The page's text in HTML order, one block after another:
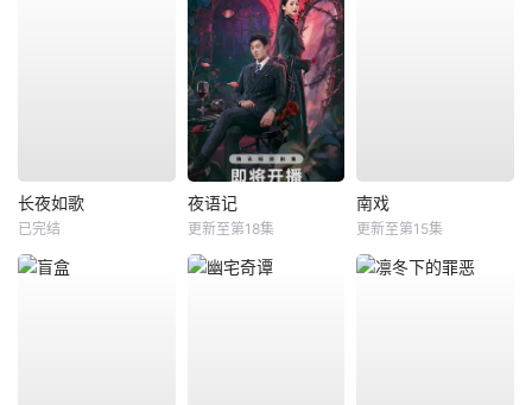
长夜如歌
已完结
夜语记
更新至第18集
南戏
更新至第15集